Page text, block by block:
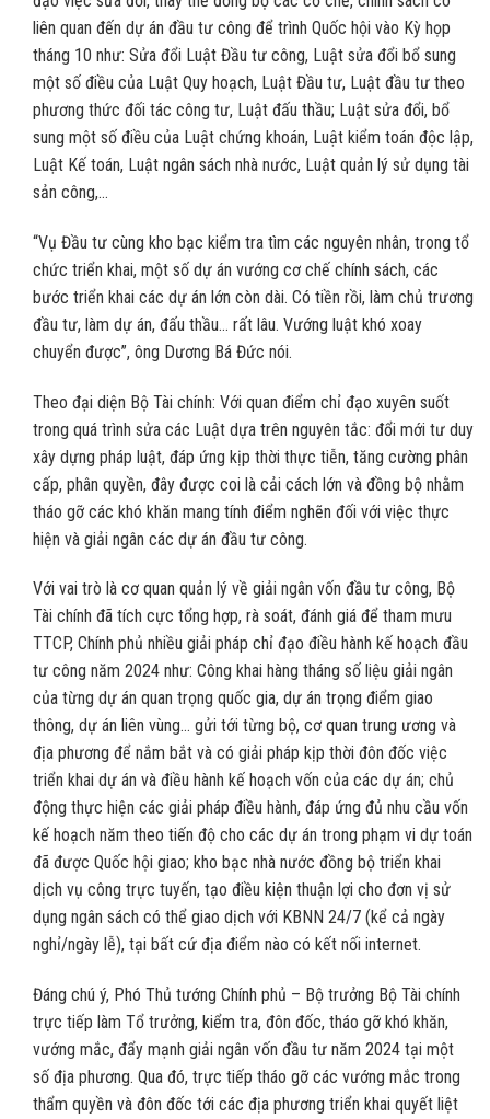
liên quan đến dự án đầu tư công để trình Quốc hội vào Kỳ họp
tháng 10 như: Sửa đổi Luật Đầu tư công, Luật sửa đổi bổ sung
một số điều của Luật Quy hoạch, Luật Đầu tư, Luật đầu tư theo
phương thức đối tác công tư, Luật đấu thầu; Luật sửa đổi, bổ
sung một số điều của Luật chứng khoán, Luật kiểm toán độc lập,
Luật Kế toán, Luật ngân sách nhà nước, Luật quản lý sử dụng tài
sản công,…
“Vụ Đầu tư cùng kho bạc kiểm tra tìm các nguyên nhân, trong tổ
chức triển khai, một số dự án vướng cơ chế chính sách, các
bước triển khai các dự án lớn còn dài. Có tiền rồi, làm chủ trương
đầu tư, làm dự án, đấu thầu… rất lâu. Vướng luật khó xoay
chuyển được”, ông Dương Bá Đức nói.
Theo đại diện Bộ Tài chính: Với quan điểm chỉ đạo xuyên suốt
trong quá trình sửa các Luật dựa trên nguyên tắc: đổi mới tư duy
xây dựng pháp luật, đáp ứng kịp thời thực tiễn, tăng cường phân
cấp, phân quyền, đây được coi là cải cách lớn và đồng bộ nhằm
tháo gỡ các khó khăn mang tính điểm nghẽn đối với việc thực
hiện và giải ngân các dự án đầu tư công.
Với vai trò là cơ quan quản lý về giải ngân vốn đầu tư công, Bộ
Tài chính đã tích cực tổng hợp, rà soát, đánh giá để tham mưu
TTCP, Chính phủ nhiều giải pháp chỉ đạo điều hành kế hoạch đầu
tư công năm 2024 như: Công khai hàng tháng số liệu giải ngân
của từng dự án quan trọng quốc gia, dự án trọng điểm giao
thông, dự án liên vùng… gửi tới từng bộ, cơ quan trung ương và
địa phương để nắm bắt và có giải pháp kịp thời đôn đốc việc
triển khai dự án và điều hành kế hoạch vốn của các dự án; chủ
động thực hiện các giải pháp điều hành, đáp ứng đủ nhu cầu vốn
kế hoạch năm theo tiến độ cho các dự án trong phạm vi dự toán
đã được Quốc hội giao; kho bạc nhà nước đồng bộ triển khai
dịch vụ công trực tuyến, tạo điều kiện thuận lợi cho đơn vị sử
dụng ngân sách có thể giao dịch với KBNN 24/7 (kể cả ngày
nghỉ/ngày lễ), tại bất cứ địa điểm nào có kết nối internet.
Đáng chú ý, Phó Thủ tướng Chính phủ – Bộ trưởng Bộ Tài chính
trực tiếp làm Tổ trưởng, kiểm tra, đôn đốc, tháo gỡ khó khăn,
vướng mắc, đẩy mạnh giải ngân vốn đầu tư năm 2024 tại một
số địa phương. Qua đó, trực tiếp tháo gỡ các vướng mắc trong
thẩm quyền và đôn đốc tới các địa phương triển khai quyết liệt